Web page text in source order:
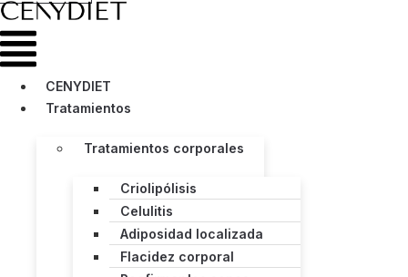
Menú
CENYDIET
Tratamientos
Tratamientos corporales
Criolipólisis
Celulitis
Adiposidad localizada
Flacidez corporal